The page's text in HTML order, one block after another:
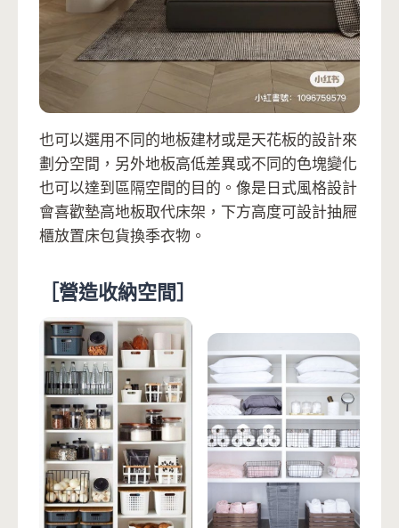
也可以選用不同的地板建材或是天花板的設計來
劃分空間，另外地板高低差異或不同的色塊變化
也可以達到區隔空間的目的。像是日式風格設計
會喜歡墊高地板取代床架，下方高度可設計抽屜
櫃放置床包貨換季衣物。
［營造收納空間］